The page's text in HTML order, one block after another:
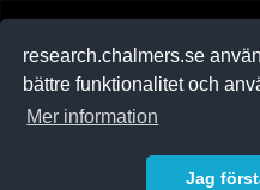
research.chalmers.se
bättre funktionalitet och
Mer information
Jag